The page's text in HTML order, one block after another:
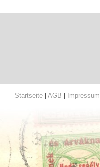
Startseite AGB Impressum